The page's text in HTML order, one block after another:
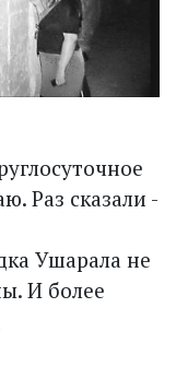
Раз сказали -
Ушарала не
И более